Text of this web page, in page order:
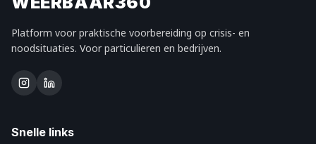
Platform voor praktische voorbereiding op crisis- en
noodsituaties. Voor particulieren en bedrijven.
Snelle links